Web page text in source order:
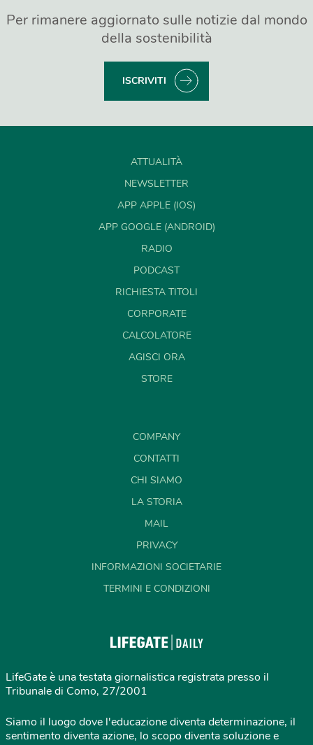
Per rimanere aggiornato sulle notizie dal mondo
della sostenibilità
ISCRIVITI
ATTUALITÀ
NEWSLETTER
APP APPLE (IOS)
APP GOOGLE (ANDROID)
RADIO
PODCAST
RICHIESTA TITOLI
CORPORATE
CALCOLATORE
AGISCI ORA
STORE
COMPANY
CONTATTI
CHI SIAMO
LA STORIA
MAIL
PRIVACY
INFORMAZIONI SOCIETARIE
TERMINI E CONDIZIONI
LifeGate è una testata giornalistica registrata presso il
Tribunale di Como, 27/2001
Siamo il luogo dove l'educazione diventa determinazione, il
sentimento diventa azione, lo scopo diventa soluzione e